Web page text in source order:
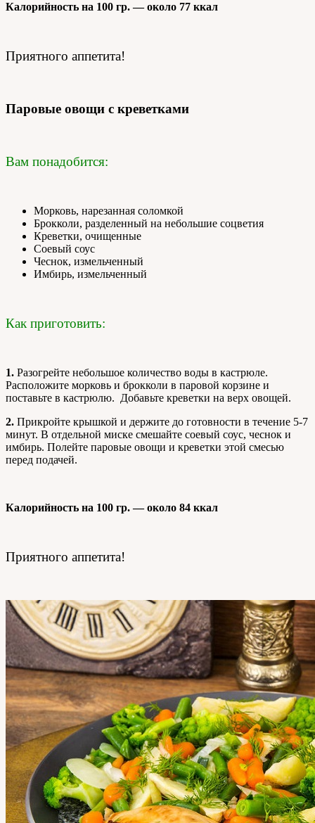
Калорийность на 100 гр. — около 77 ккал
Приятного аппетита!
Паровые овощи с креветками
Вам понадобится:
Морковь, нарезанная соломкой
Брокколи, разделенный на небольшие соцветия
Креветки, очищенные
Соевый соус
Чеснок, измельченный
Имбирь, измельченный
Как приготовить:
1. Разогрейте небольшое количество воды в кастрюле.
Расположите морковь и брокколи в паровой корзине и
поставьте в кастрюлю. Добавьте креветки на верх овощей.
2. Прикройте крышкой и держите до готовности в течение 5-7
минут. В отдельной миске смешайте соевый соус, чеснок и
имбирь. Полейте паровые овощи и креветки этой смесью
перед подачей.
Калорийность на 100 гр. — около 84 ккал
Приятного аппетита!